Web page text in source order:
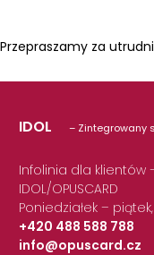
Przepraszamy za
IDOL – Zintegrowany
Infolinia dla
IDOL/OPUSCARD
Poniedziałek –
+420 488 588 788
|
info@opuscard.cz